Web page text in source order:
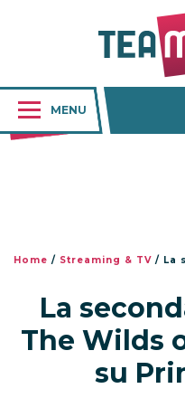
MENU
Home / Streaming & TV / La
La
The Wilds
su